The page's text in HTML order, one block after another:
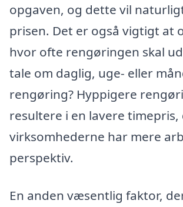
opgaven, og dette vil
prisen. Det er også vigtigt at
hvor ofte rengøringen skal
tale om daglig, uge- eller
rengøring? Hyppigere
resultere i en lavere
virksomhederne har mere
perspektiv.
En anden væsentlig faktor,